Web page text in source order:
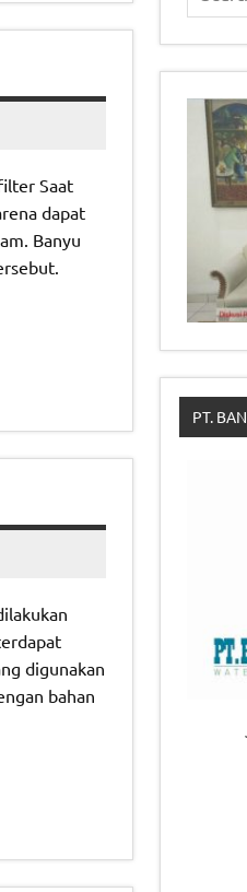
Saat
dapat
Banyu
digunakan
bahan
PT.